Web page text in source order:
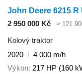
John Deere 6215 R
2 950 000 Kč
≈ 121
Kolový traktor
2020
4 000 m/h
Výkon 217 HP (160